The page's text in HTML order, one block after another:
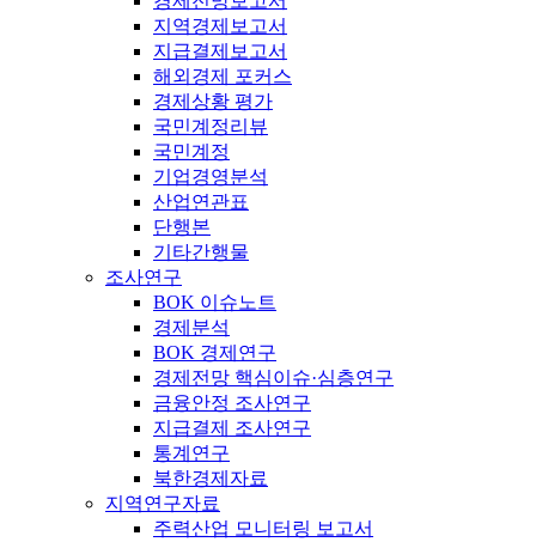
지역경제보고서
지급결제보고서
해외경제 포커스
경제상황 평가
국민계정리뷰
국민계정
기업경영분석
산업연관표
단행본
기타간행물
조사연구
BOK 이슈노트
경제분석
BOK 경제연구
경제전망 핵심이슈·심층연구
금융안정 조사연구
지급결제 조사연구
통계연구
북한경제자료
지역연구자료
주력산업 모니터링 보고서